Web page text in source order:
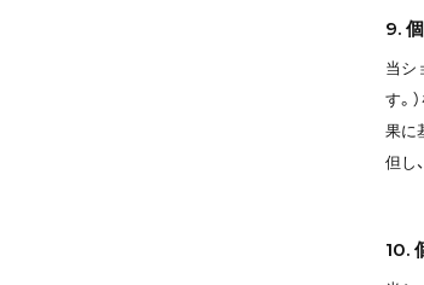
9.
当シ
す。
果に
但し
10.